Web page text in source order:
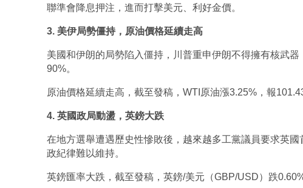
聯準會降息押注，進而打擊美元、利好金價。
3. 美伊局勢僵持，原油價格延續走高
美國和伊朗的局勢陷入僵持，川普重申伊朗不得擁有核武
90%。
原油價格延續走高，截至發稿，WTI原油漲3.25%，報
4. 英國政局動盪，英鎊大跌
在地方選舉遭遇歷史性慘敗後，越來越多工黨議員要求英
政紀律難以維持。
英鎊匯率大跌，截至發稿，英鎊/美元（GBP/USD）跌